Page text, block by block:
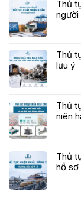
Thủ
người
Thủ
lưu ý
Thủ
niên
Thủ
hồ sơ